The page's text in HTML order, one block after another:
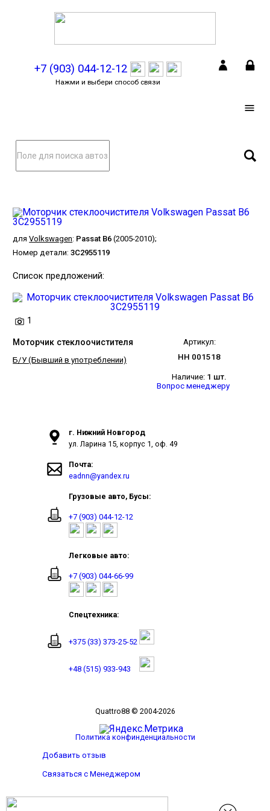
+7 (903) 044-12-12
Нажми и выбери способ связи
дляVolkswagen: Passat B6 (2005-2010);
Номер детали:3C2955119
Список предложений:
1
Моторчик стеклоочистителя
Б/У (Бывший в употреблении)
Артикул:
НН 001518
Наличие: 1 шт.
Вопрос менеджеру
г. Нижний Новгород
ул. Ларина 15, корпус 1, оф. 49
Почта:
eadnn@yandex.ru
Грузовые авто, Бусы:
+7 (903) 044-12-12
Легковые авто:
+7 (903) 044-66-99
Спецтехника:
+375 (33) 373-25-52
+48 (515) 933-943
Quattro88 © 2004-2026
Политика конфинденциальности
Добавить отзыв
Связаться с Менеджером